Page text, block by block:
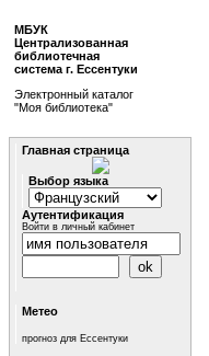
МБУК
Централизованная
библиотечная
система г. Ессентуки
Электронный каталог
"Моя библиотека"
Главная страница
Выбор языка
Аутентификация
Войти в личный кабинет
Метео
прогноз для Ессентуки